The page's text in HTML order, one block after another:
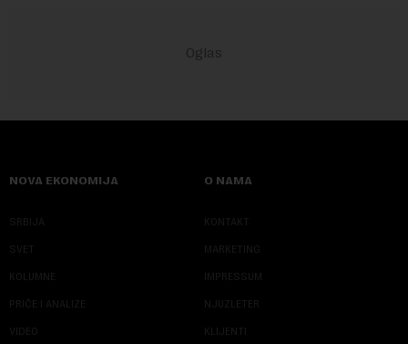
NOVA EKONOMIJA
SRBIJA
SVET
KOLUMNE
PRIČE I ANALIZE
VIDEO
O NAMA
KONTAKT
MARKETING
IMPRESSUM
NJUZLETER
KLIJENTI